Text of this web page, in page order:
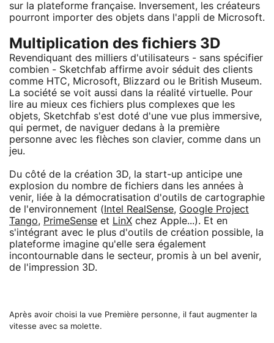
sur la plateforme française. Inversement, les créateurs
pourront importer des objets dans l'appli de Microsoft.
Multiplication des fichiers 3D
Revendiquant des milliers d'utilisateurs - sans spécifier
combien - Sketchfab affirme avoir séduit des clients
comme HTC, Microsoft, Blizzard ou le British Museum.
La société se voit aussi dans la réalité virtuelle. Pour
lire au mieux ces fichiers plus complexes que les
objets, Sketchfab s'est doté d'une vue plus immersive,
qui permet, de naviguer dedans à la première
personne avec les flèches son clavier, comme dans un
jeu.
Du côté de la création 3D, la start-up anticipe une
explosion du nombre de fichiers dans les années à
venir, liée à la démocratisation d'outils de cartographie
de l'environnement ( Intel RealSense, Google Project
Tango, PrimeSense et LinX chez Apple...). Et en
s'intégrant avec le plus d'outils de création possible, la
plateforme imagine qu'elle sera également
incontournable dans le secteur, promis à un bel avenir,
de l'impression 3D.
Après avoir choisi la vue Première personne, il faut augmenter la
vitesse avec sa molette.